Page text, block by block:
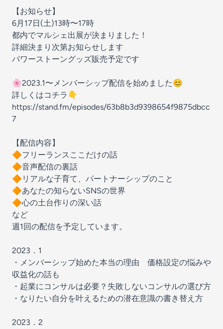
【お知らせ】
6月17日(土)13時〜17時
都内でマルシェ出展が決まりました！
詳細決まり次第お知らせします
パワーストーングッズ販売予定です
🌸2023.1〜メンバーシップ配信を始めました😊
詳しくはコチラ👇
https://stand.fm/episodes/63b8b3d9398654f9875dbcc
7
【配信内容】
🔶フリーランスここだけの話
🔶音声配信の裏話
🔶リアルな子育て、パートナーシップのこと
🔶あなたの知らないSNSの世界
🔶心の土台作りの深い話
など
週1回の配信を予定しています。
2023．1
・メンバーシップ始めた本当の理由 価格設定の悩みや
収益化の話も
・起業にコンサルは必要？失敗しないコンサルの選び方
・なりたい自分を叶えるための潜在意識の書き替え方
2023．2